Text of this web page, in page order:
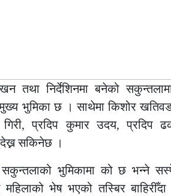
तथा निर्देशिनमा बनेको
भुमिका छ । साथेमा किशोर
गिरी, प्रदिप कुमार उदय, प्रदिप
सकिनेछ ।
भुमिकामा को छ भन्ने
महिलाको भेष भएको तस्बिर